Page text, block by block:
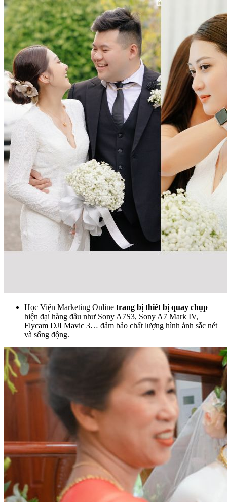
Học Viện Marketing Online trang bị thiết bị quay chụp
hiện đại hàng đầu như Sony A7S3, Sony A7 Mark IV,
Flycam DJI Mavic 3… đảm bảo chất lượng hình ảnh sắc nét
và sống động.